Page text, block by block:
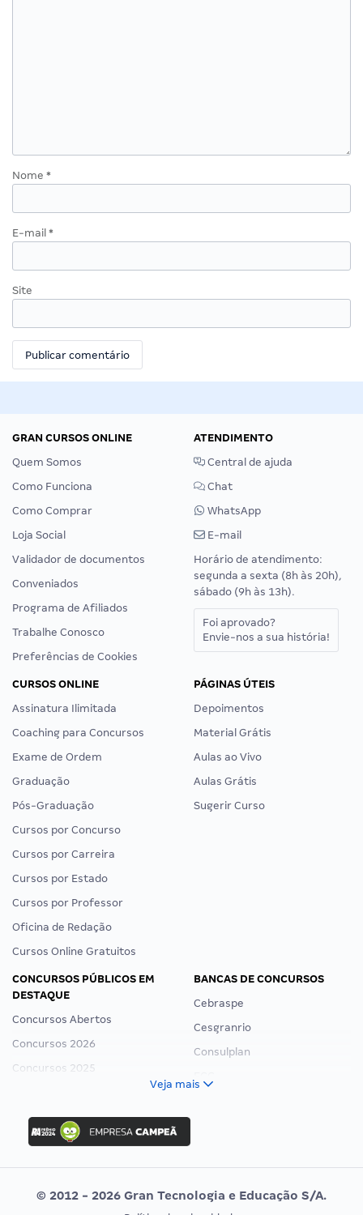
Nome *
E-mail *
Site
GRAN CURSOS ONLINE
Quem Somos
Como Funciona
Como Comprar
Loja Social
Validador de documentos
Conveniados
Programa de Afiliados
Trabalhe Conosco
Preferências de Cookies
ATENDIMENTO
Central de ajuda
Chat
WhatsApp
E-mail
Horário de atendimento:
segunda a sexta (8h às 20h),
sábado (9h às 13h).
Foi aprovado?
Envie-nos a sua história!
CURSOS ONLINE
Assinatura Ilimitada
Coaching para Concursos
Exame de Ordem
Graduação
Pós-Graduação
Cursos por Concurso
Cursos por Carreira
Cursos por Estado
Cursos por Professor
Oficina de Redação
Cursos Online Gratuitos
PÁGINAS ÚTEIS
Depoimentos
Material Grátis
Aulas ao Vivo
Aulas Grátis
Sugerir Curso
CONCURSOS PÚBLICOS EM
DESTAQUE
Concursos Abertos
Concursos 2026
Concursos 2025
Concurso Ibama
Concurso MPU
Editais publicados
BANCAS DE CONCURSOS
Cebraspe
Cesgranrio
Consulplan
Vunesp
Veja mais
© 2012 - 2026 Gran Tecnologia e Educação S/A.